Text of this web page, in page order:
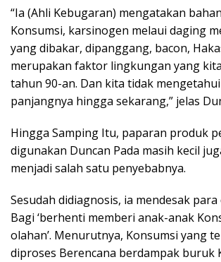
“Ia (Ahli Kebugaran) mengatakan
Konsumsi, karsinogen melaui daging
yang dibakar, dipanggang, bacon,
merupakan faktor lingkungan yang
tahun 90-an. Dan kita tidak
panjangnya hingga sekarang,” jelas
Hingga Samping Itu, paparan produk
digunakan Duncan Pada masih kecil
menjadi salah satu penyebabnya.
Sesudah didiagnosis, ia mendesak
Bagi ‘berhenti memberi anak-anak
olahan’. Menurutnya, Konsumsi yang
diproses Berencana berdampak buruk